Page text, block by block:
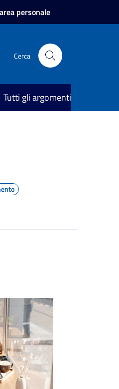
personale
Cerca
Tutti gli argomenti